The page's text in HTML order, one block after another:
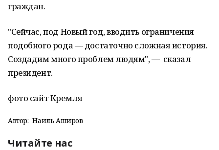
граждан.
"Сейчас, под Новый год, вводить ограничения
подобного рода — достаточно сложная история.
Создадим много проблем людям", — сказал
президент.
фото сайт Кремля
Автор: Наиль Аширов
Читайте нас